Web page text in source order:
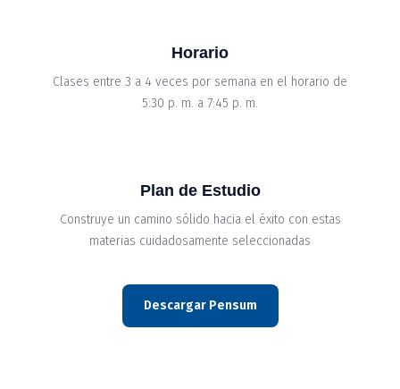
Horario
Clases entre 3 a 4 veces por semana en el horario de
5:30 p. m. a 7:45 p. m.
Plan de Estudio
Construye un camino sólido hacia el éxito con estas
materias cuidadosamente seleccionadas
Descargar Pensum